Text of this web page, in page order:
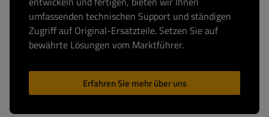
umfassenden technischen Support und ständigen
Zugriff auf Original-Ersatzteile. Setzen Sie auf
bewährte Lösungen vom Marktführer.
Erfahren Sie mehr über uns